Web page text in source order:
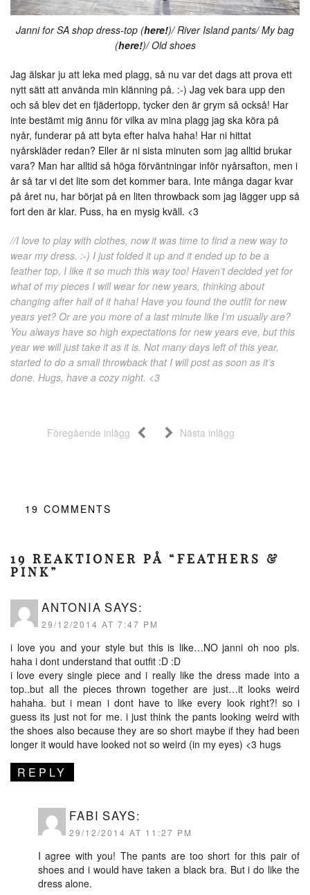
Janni for SA shop dress-top (here!)/ River Island pants/ My bag
(here!)/ Old shoes
Jag älskar ju att leka med plagg, så nu var det dags att prova ett
nytt sätt att använda min klänning på. :-) Jag vek bara upp den
och så blev det en fjädertopp, tycker den är grym så också! Har
inte bestämt mig ännu för vilka av mina plagg jag ska köra på
nyår, funderar på att byta efter halva haha! Har ni hittat
nyårskläder redan? Eller är ni sista minuten som jag alltid brukar
vara? Man har alltid så höga förväntningar inför nyårsafton, men i
år så tar vi det lite som det kommer bara. Inte många dagar kvar
på året nu, har börjat på en liten throwback som jag lägger upp så
fort den är klar. Puss, ha en mysig kväll. <3
//I love to play with clothes, now it was time to find a new way to
wear my dress. :-) I just folded it up and it ended up to be a
feather top, I like it so much this way too! Haven’t decided yet for
what of my pieces I will wear for new years, thinking about
changing after half of it haha! Have you found the outfit for new
years yet? Or are you more of a last minute like I’m usually are?
You always have so high expectations for new years eve, but this
year we will just take it as it is. Not many days left of this year,
started to do a small throwback that I will post as soon as it’s
done. Hugs, have a cozy night. <3
Föregående inlägg Nästa inlägg
19 COMMENTS
19 REAKTIONER PÅ “FEATHERS &
PINK”
ANTONIA SAYS:
29/12/2014 AT 7:47 PM
i love you and your style but this is like…NO janni oh noo pls.
haha i dont understand that outfit :D :D
i love every single piece and i really like the dress made into a
top..but all the pieces thrown together are just…it looks weird
hahaha. but i mean i dont have to like every look right?! so i
guess its just not for me. i just think the pants looking weird with
the shoes also because they are so short maybe if they had been
longer it would have looked not so weird (in my eyes) <3 hugs
REPLY
FABI SAYS:
29/12/2014 AT 11:27 PM
I agree with you! The pants are too short for this pair of
shoes and i would have taken a black bra. But i do like the
dress alone.